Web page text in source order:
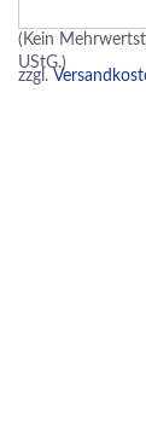
(Kein
UStG.)
zzgl.